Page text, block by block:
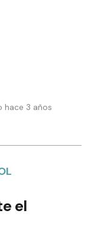
hace 3 años
el